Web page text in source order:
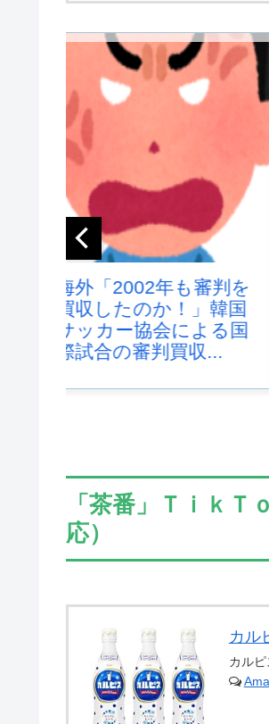
海外の反応：韓国サッ
カー協会、国際審判員
らを性接待...
「茶番」Ｔｉｋ
応）
カル
カルピ